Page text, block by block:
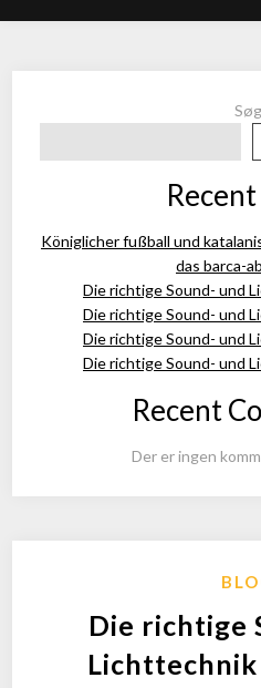
Søg
Königlicher fußball und
das barca-
Die richtige Sound- und
Die richtige Sound- und
Die richtige Sound- und
Die richtige Sound- und
Recent
Der er ingen
Die richtige